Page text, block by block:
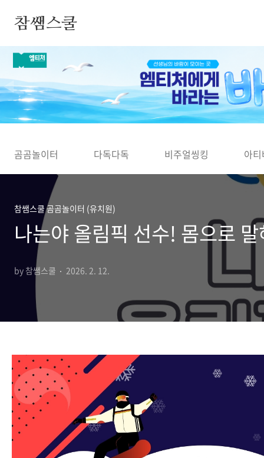
참쌤스쿨
◀
곰곰놀이터 다독다독 비주얼씽킹 아
참쌤스쿨 곰곰놀이터 (유치원)
나는야 올림픽 선수! 몸으로
by 참쌤스쿨 2026. 2. 12.